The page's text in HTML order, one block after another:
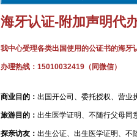
海牙认证-附加声明代
我中心受理各类出国使用的公证书的海牙
办理热线：15010032419（同微信）
商业目的： 出国开公司、委托授权、营业
旅游目的： 出生医学证明、不随行父母同
探亲访友： 出生公证、出生医学证明、不